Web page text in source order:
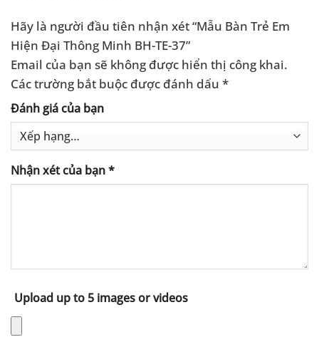
Hãy là người đầu tiên nhận xét “Mẫu Bàn Trẻ Em
Hiện Đại Thông Minh BH-TE-37”
Email của bạn sẽ không được hiển thị công khai.
Các trường bắt buộc được đánh dấu *
Đánh giá của bạn
Nhận xét của bạn*
Upload up to 5 images or videos